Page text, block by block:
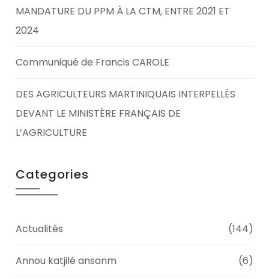
MANDATURE DU PPM À LA CTM, ENTRE 2021 ET
2024
Communiqué de Francis CAROLE
DES AGRICULTEURS MARTINIQUAIS INTERPELLÉS
DEVANT LE MINISTÈRE FRANÇAIS DE
L’AGRICULTURE
Categories
Actualités (144)
Annou katjilé ansanm (6)